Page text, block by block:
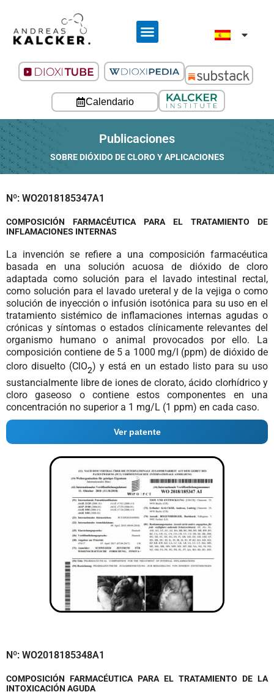
Calendario
Publicaciones
SOBRE DIÓXIDO DE CLORO Y APLICACIONES
Nº: WO2018185347A1
COMPOSICIÓN FARMACÉUTICA PARA EL TRATAMIENTO DE
INFLAMACIONES INTERNAS
La invención se refiere a una composición farmacéutica
basada en una solución acuosa de dióxido de cloro
adaptada como solución para el lavado intestinal rectal,
como solución para el lavado ureteral y de la vejiga o como
solución de inyección o infusión isotónica para su uso en el
tratamiento sistémico de inflamaciones internas agudas o
crónicas y síntomas o estados clínicamente relevantes del
organismo humano o animal provocados por ello. La
composición contiene de 5 a 1000 mg/l (ppm) de dióxido de
cloro disuelto (ClO2) y está en un estado listo para su uso
sustancialmente libre de iones de clorato, ácido clorhídrico y
cloro gaseoso o contiene estos componentes en una
concentración no superior a 1 mg/L (1 ppm) en cada caso.
Ver patente
Nº: WO2018185348A1
COMPOSICIÓN FARMACÉUTICA PARA EL TRATAMIENTO DE LA
INTOXICACIÓN AGUDA